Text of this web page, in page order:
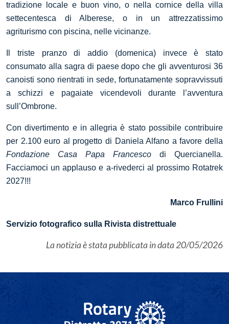
tradizione locale e buon vino, o nella cornice della villa
settecentesca di Alberese, o in un attrezzatissimo
agriturismo con piscina, nelle vicinanze.
Il triste pranzo di addio (domenica) invece è stato
consumato alla sagra di paese dopo che gli avventurosi 36
canoisti sono rientrati in sede, fortunatamente sopravvissuti
a schizzi e pagaiate vicendevoli durante l’avventura
sull’Ombrone.
Con divertimento e in allegria è stato possibile contribuire
per 2.100 euro al progetto di Daniela Alfano a favore della
Fondazione Casa Papa Francesco di Quercianella.
Facciamoci un applauso e a-rivederci al prossimo Rotatrek
2027!!!
Marco Frullini
Servizio fotografico sulla Rivista distrettuale
La notizia è stata pubblicata in data 20/05/2026
Navigazione principale